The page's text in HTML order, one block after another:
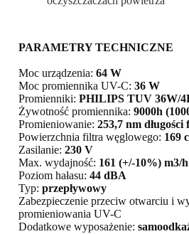
PARAMETRY TECHNICZNE
Moc urządzenia: 64 W
Moc promiennika UV-C: 36 W
Promienniki: PHILIPS TUV 36W/
Żywotność promiennika: 9000h
Promieniowanie: 253,7 nm
Powierzchnia filtra węglowego: 169
Zasilanie: 230 V
Max. wydajność: 161 (+/-10%) m3/h
Poziom hałasu: 44 dBA
Typ: przepływowy
Zabezpieczenie przeciw otwarciu i
promieniowania UV-C
Dodatkowe wyposażenie: